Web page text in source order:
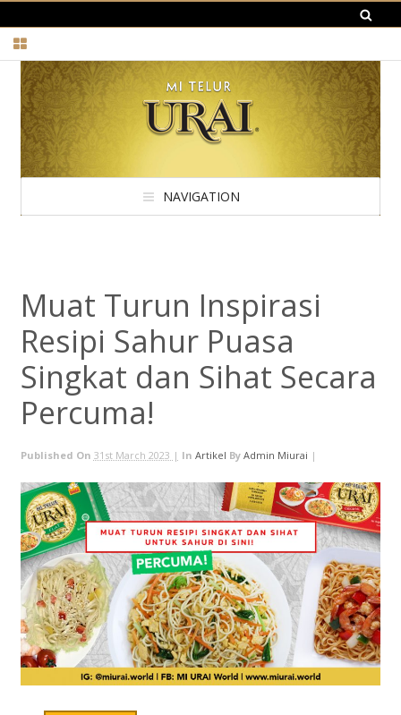
NAVIGATION
Muat Turun Inspirasi
Resipi Sahur Puasa
Singkat dan Sihat Secara
Percuma!
Published On 31st March 2023 | In Artikel By Admin Miurai |